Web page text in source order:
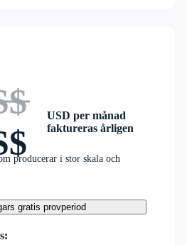
USD per månad
faktureras årligen
producerar i stor skala och
gratis provperiod